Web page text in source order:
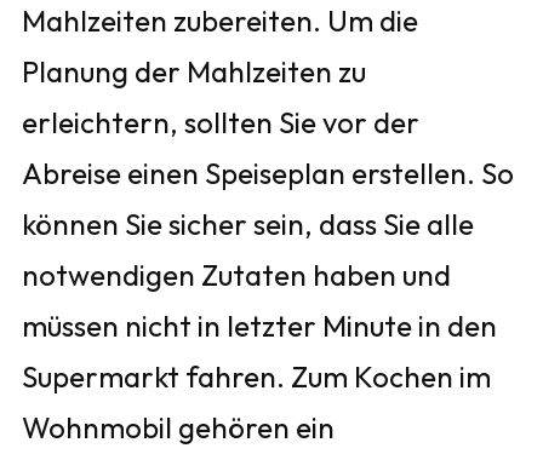
Mahlzeiten zubereiten. Um die
Planung der Mahlzeiten zu
erleichtern, sollten Sie vor der
Abreise einen Speiseplan erstellen. So
können Sie sicher sein, dass Sie alle
notwendigen Zutaten haben und
müssen nicht in letzter Minute in den
Supermarkt fahren. Zum Kochen im
Wohnmobil gehören ein